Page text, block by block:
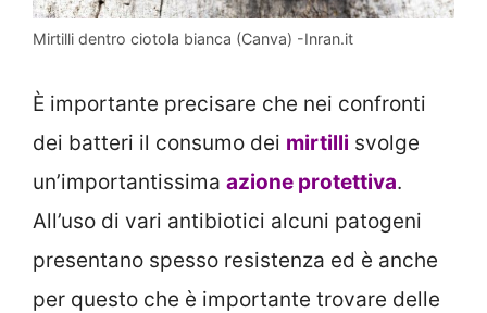
Mirtilli dentro ciotola bianca (Canva) -Inran.it
È importante precisare che nei confronti
dei batteri il consumo dei mirtilli svolge
un’importantissima azione protettiva.
All’uso di vari antibiotici alcuni patogeni
presentano spesso resistenza ed è anche
per questo che è importante trovare delle